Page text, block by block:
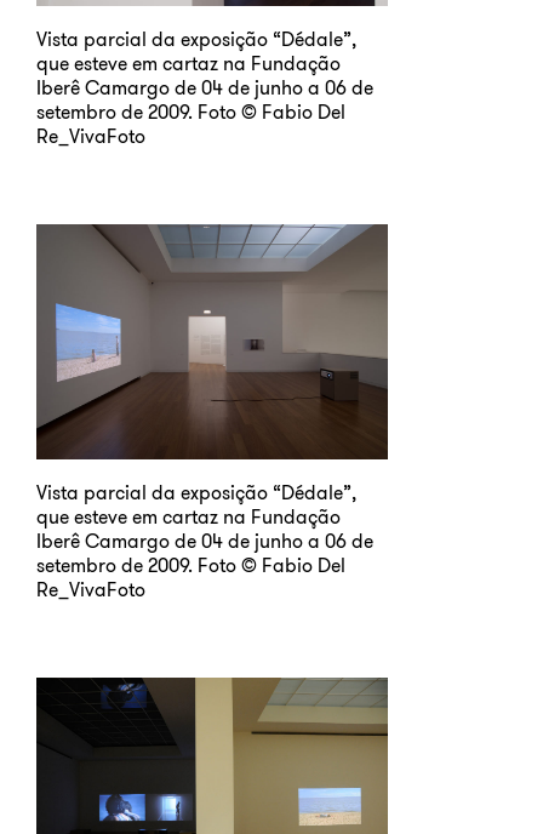
Vista parcial da exposição “Dédale”,
que esteve em cartaz na Fundação
Iberê Camargo de 04 de junho a 06 de
setembro de 2009. Foto © Fabio Del
Re_VivaFoto
Vista parcial da exposição “Dédale”,
que esteve em cartaz na Fundação
Iberê Camargo de 04 de junho a 06 de
setembro de 2009. Foto © Fabio Del
Re_VivaFoto